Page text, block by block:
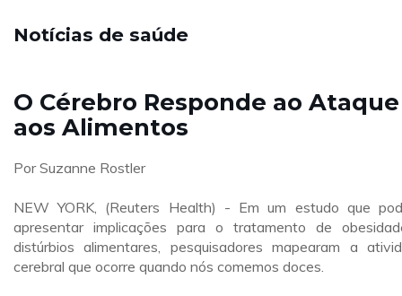
Notícias de saúde
O Cérebro Responde ao Ataque
aos Alimentos
Por Suzanne Rostler
NEW YORK, (Reuters Health) - Em um estudo que
apresentar implicações para o tratamento de
distúrbios alimentares, pesquisadores mapearam a
cerebral que ocorre quando nós comemos doces.